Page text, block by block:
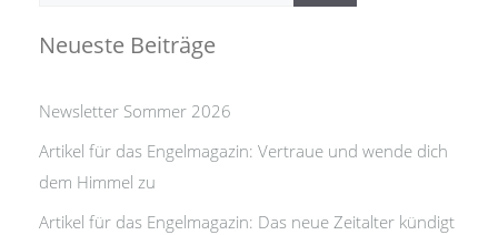
Neueste Beiträge
Newsletter Sommer 2026
Artikel für das Engelmagazin: Vertraue und wende dich
dem Himmel zu
Artikel für das Engelmagazin: Das neue Zeitalter kündigt